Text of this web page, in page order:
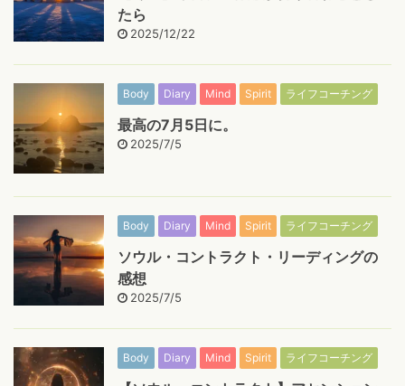
たら
2025/12/22
Body Diary Mind Spirit ライフコーチング
最高の7月5日に。
2025/7/5
Body Diary Mind Spirit ライフコーチング
ソウル・コントラクト・リーディングの
感想
2025/7/5
Body Diary Mind Spirit ライフコーチング